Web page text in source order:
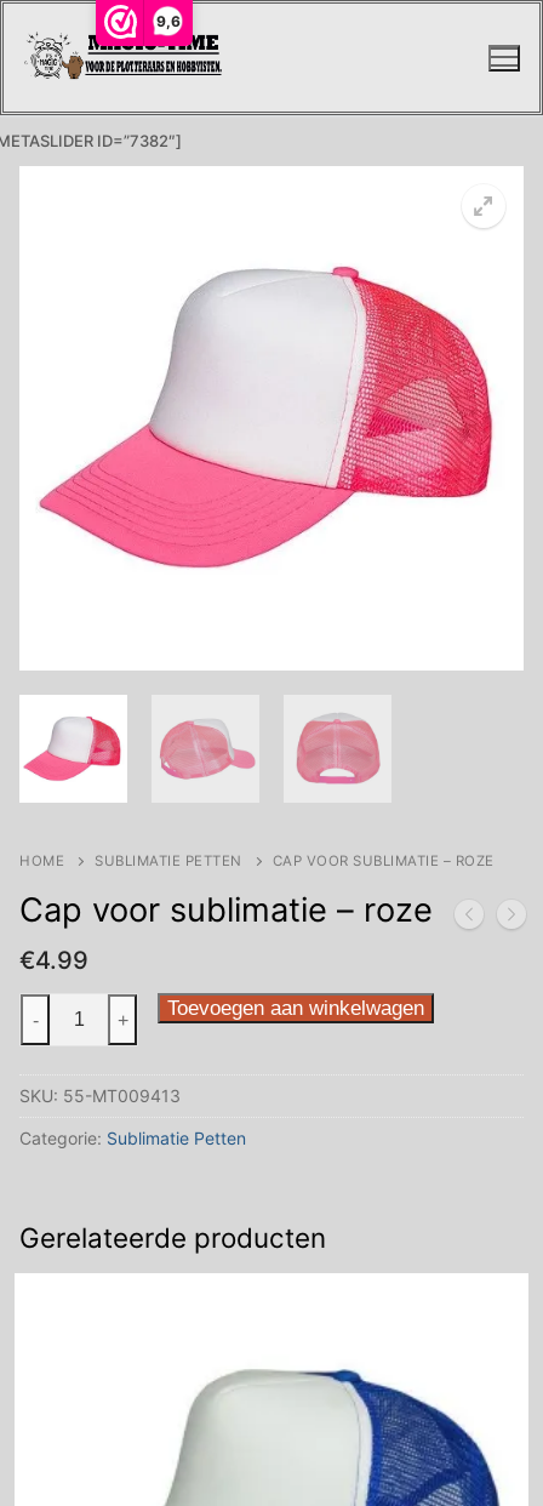
9,6
naar
ID=”7382″]
HOME SUBLIMATIE PETTEN CAP VOOR SUBLIMATIE – ROZE
Cap voor sublimatie – roze
€4.99
voor
-
roze
- + Toevoegen aan winkelwagen
SKU: 55-MT009413
Categorie: Sublimatie Petten
Gerelateerde producten